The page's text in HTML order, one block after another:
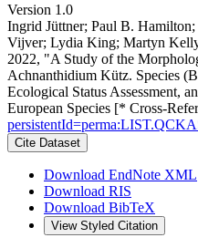
Version 1.0
Ingrid Jüttner; Paul B.
Vijver; Lydia King; Martyn
2022, "A Study of the
Achnanthidium Kütz. Species
Ecological Status Assessment,
European Species [* Cross-
Cite Dataset
Download EndNote XML
Download RIS
Download BibTeX
View Styled Citation